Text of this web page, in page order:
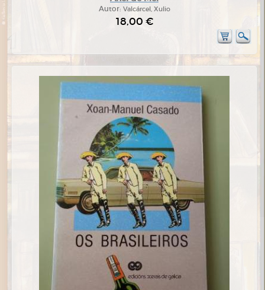
Autor: Valcárcel, Xulio
18,00 €